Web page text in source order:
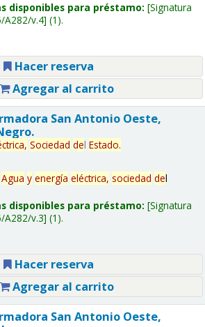
disponibles para préstamo: Signatura
A282/v.4 (1).
Hacer reserva
Agregar al carrito
San Antonio Oeste,
Sociedad del Estado.
Agua y energía eléctrica, sociedad del
disponibles para préstamo: Signatura
A282/v.3 (1).
Hacer reserva
Agregar al carrito
San Antonio Oeste,